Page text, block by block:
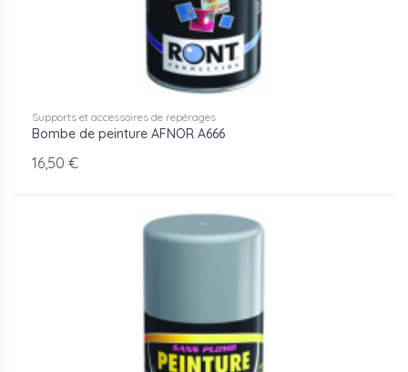
Supports et accessoires de repérages
Bombe de peinture AFNOR A666
16,50 €